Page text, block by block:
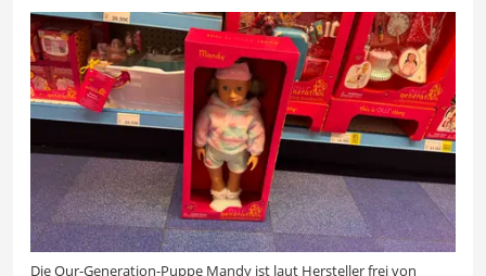
Die Our-Generation-Puppe Mandy ist laut Hersteller frei von